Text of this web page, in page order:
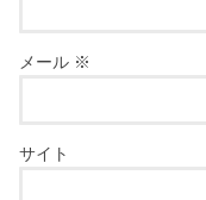
メール ※
サイト